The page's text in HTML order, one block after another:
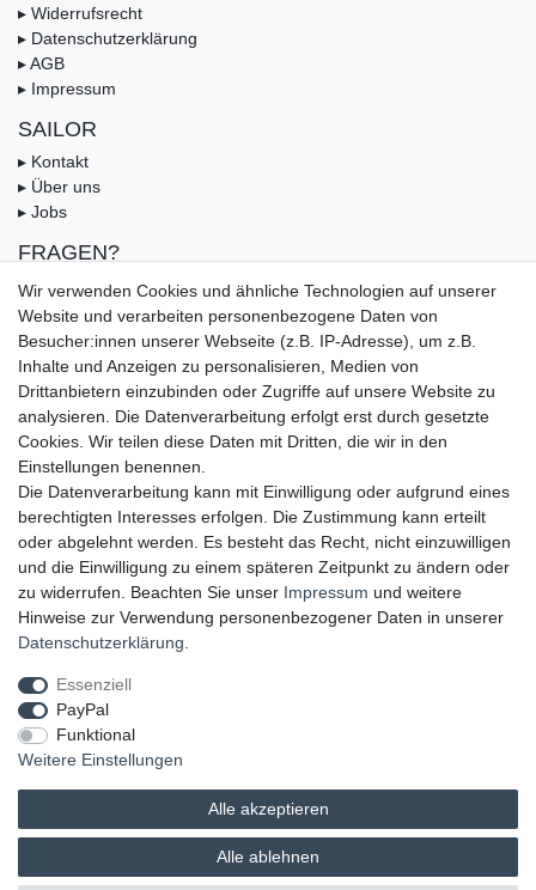
▸ Widerrufsrecht
▸ Datenschutzerklärung
▸ AGB
▸ Impressum
SAILOR
▸ Kontakt
▸ Über uns
▸ Jobs
FRAGEN?
▸ FAQ
▸ Zahlungsarten
▸ Versandbedingungen
▸ Gutschein
UNSERE ZAHLUNGSMÖGLICKEITEN
UNSERE LIEFERMÖGLICHKEITEN
GEPRÜFTE UND AUSGEZEICHNETE LEISTUNG
Wir verwenden Cookies und ähnliche Technologien auf unserer
Website und verarbeiten personenbezogene Daten von
Besucher:innen unserer Webseite (z.B. IP-Adresse), um z.B.
Inhalte und Anzeigen zu personalisieren, Medien von
Drittanbietern einzubinden oder Zugriffe auf unsere Website zu
analysieren. Die Datenverarbeitung erfolgt erst durch gesetzte
Cookies. Wir teilen diese Daten mit Dritten, die wir in den
Einstellungen benennen.
Die Datenverarbeitung kann mit Einwilligung oder aufgrund eines
berechtigten Interesses erfolgen. Die Zustimmung kann erteilt
oder abgelehnt werden. Es besteht das Recht, nicht einzuwilligen
und die Einwilligung zu einem späteren Zeitpunkt zu ändern oder
zu widerrufen. Beachten Sie unser Impressum und weitere
Hinweise zur Verwendung personenbezogener Daten in unserer
Daten­schutz­erklärung
Essenziell
PayPal
Funktional
Weitere Einstellungen
Alle akzeptieren
Alle ablehnen